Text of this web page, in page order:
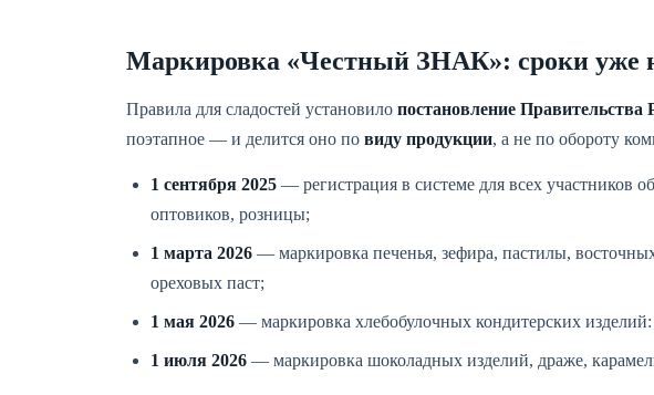
Маркировка «Честный ЗНАК»: сроки уже
Правила для сладостей установило постановление
поэтапное — и делится оно по виду продукции, а не по обороту
1 сентября 2025 — регистрация в системе для всех участников
оптовиков, розницы;
1 марта 2026 — маркировка печенья, зефира, пастилы,
ореховых паст;
1 мая 2026 — маркировка хлебобулочных кондитерских
1 июля 2026 — маркировка шоколадных изделий, драже,